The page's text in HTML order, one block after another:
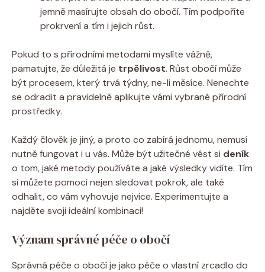
jemně masírujte obsah do obočí. Tím podpoříte
prokrvení a tím i jejich růst.
Pokud to s přírodními metodami myslíte vážně,
pamatujte, že důležitá je trpělivost. Růst obočí může
být procesem, který trvá týdny, ne-li měsíce. Nenechte
se odradit a pravidelně aplikujte vámi vybrané přírodní
prostředky.
Každý člověk je jiný, a proto co zabírá jednomu, nemusí
nutně fungovat i u vás. Může být užitečné vést si deník
o tom, jaké metody používáte a jaké výsledky vidíte. Tím
si můžete pomoci nejen sledovat pokrok, ale také
odhalit, co vám vyhovuje nejvíce. Experimentujte a
najděte svoji ideální kombinaci!
Význam správné péče o obočí
Správná péče o obočí je jako péče o vlastní zrcadlo do